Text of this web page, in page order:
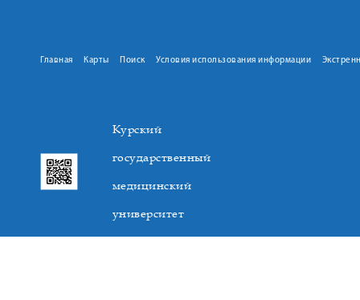
Главная Карты Поиск Условия использования информации
Курский
государственный
медицинский
университет